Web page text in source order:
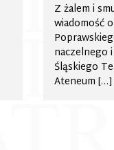
Z żalem i
wiadomość
naczelnego
Śląskiego
Ateneum […]